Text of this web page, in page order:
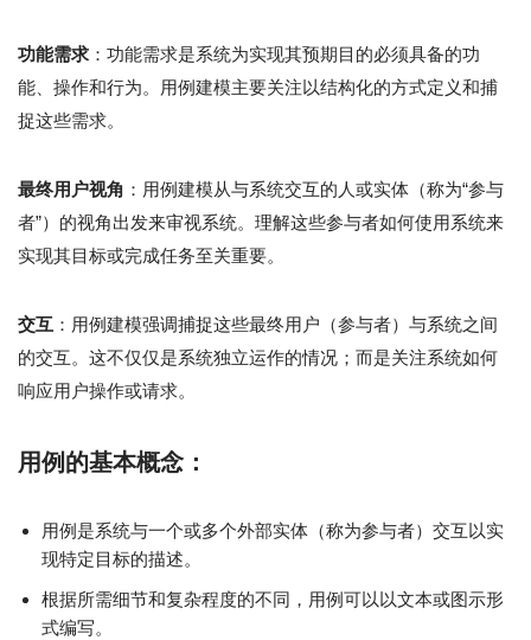
功能需求 ：功能需求是系统为实现其预期目的必须具备的功
能、操作和行为。用例建模主要关注以结构化的方式定义和捕
捉这些需求。
最终用户视角 ：用例建模从与系统交互的人或实体（称为“参与
者”）的视角出发来审视系统。理解这些参与者如何使用系统来
实现其目标或完成任务至关重要。
交互 ：用例建模强调捕捉这些最终用户（参与者）与系统之间
的交互。这不仅仅是系统独立运作的情况；而是关注系统如何
响应用户操作或请求。
用例的基本概念：
用例是系统与一个或多个外部实体（称为参与者）交互以实
现特定目标的描述。
根据所需细节和复杂程度的不同，用例可以以文本或图示形
式编写。